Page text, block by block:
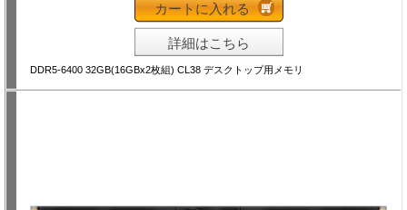
カートに入れる
詳細はこちら
DDR5-6400 32GB(16GBx2枚組) CL38 デスクトップ用メモリ